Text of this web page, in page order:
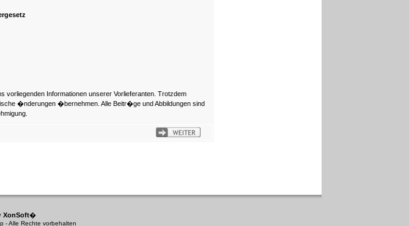
Informationen unserer Vorlieferanten. Trotzdem
�nderungen �bernehmen. Alle Beitr�ge und Abbildungen sind
XonSoft�
- Alle Rechte vorbehalten